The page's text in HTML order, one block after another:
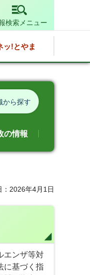
検索メニュー
ッ!とやま
から探す
の情報
：2026年4月1日
エンザ等対
に基づく指